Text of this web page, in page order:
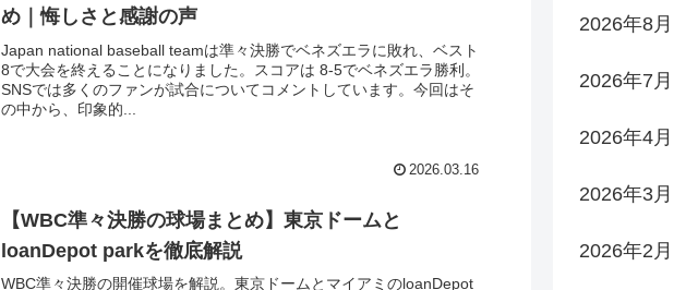
め｜悔しさと感謝の声
Japan national baseball teamは準々決勝でベネズエラに敗れ、ベスト
8で大会を終えることになりました。スコアは 8-5でベネズエラ勝利。
SNSでは多くのファンが試合についてコメントしています。今回はそ
の中から、印象的...
2026.03.16
【WBC準々決勝の球場まとめ】東京ドームと
loanDepot parkを徹底解説
WBC準々決勝の開催球場を解説。東京ドームとマイアミのloanDepot
2026年8月
2026年7月
2026年4月
2026年3月
2026年2月